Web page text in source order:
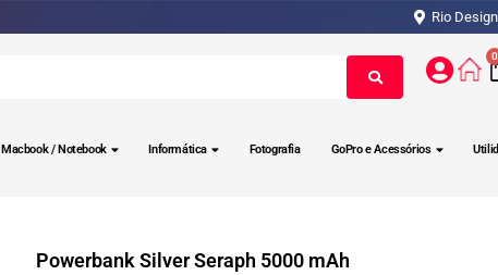
Rio
0
Macbook / Notebook Informática Fotografia GoPro e Acessórios
Powerbank Silver Seraph 5000 mAh